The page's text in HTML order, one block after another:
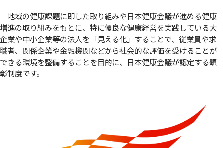
地域の健康課題に即した取り組みや日本健康会議が進める健康
増進の取り組みをもとに、特に優良な健康経営を実践している大
企業や中小企業等の法人を「見える化」することで、従業員や求
職者、関係企業や金融機関などから社会的な評価を受けることが
できる環境を整備することを目的に、日本健康会議が認定する顕
彰制度です。